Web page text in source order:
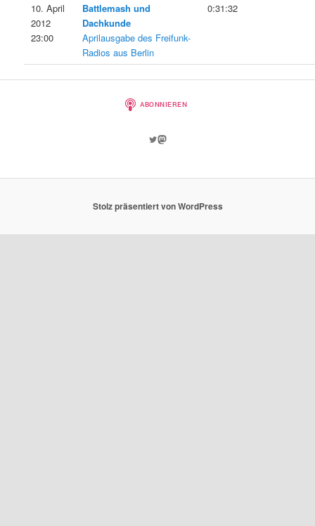
10. April
2012
23:00
Battlemash und
Dachkunde
Aprilausgabe des Freifunk-
Radios aus Berlin
0:31:32
Twitter
Mastodon
Stolz präsentiert von WordPress